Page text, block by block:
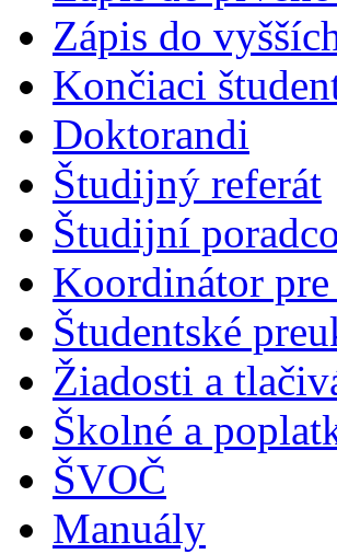
Zápis do
Končiaci
Doktorandi
Študijný referát
Študijní
Koordinátor
Študentské
Žiadosti a
Školné a
ŠVOČ
Manuály